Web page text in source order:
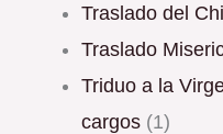
Traslado del
Traslado
triduo a la Virgen del Gran Poder y jura de
cargos (1)